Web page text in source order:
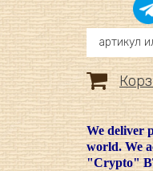
We deliver
world. We
"Crypto"